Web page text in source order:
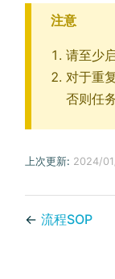
注意
请至少
对于重
否则任
上次更新: 2024/
← 流程SOP